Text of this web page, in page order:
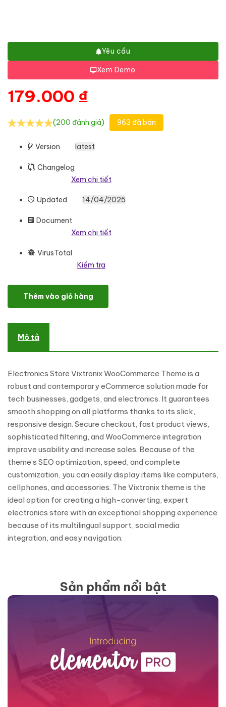
Yêu cầu
Xem Demo
179.000 ₫
(200 đánh giá) 963 đã bán
Version latest
Changelog
Xem chi tiết
Updated 14/04/2025
Document
Xem chi tiết
VirusTotal
Kiểm tra
Vixtronix - Electronics Store WooCommerce Theme số lượng
Thêm vào giỏ hàng
Mô tả
Electronics Store Vixtronix WooCommerce Theme is a
robust and contemporary eCommerce solution made for
tech businesses, gadgets, and electronics. It guarantees
smooth shopping on all platforms thanks to its slick,
responsive design. Secure checkout, fast product views,
sophisticated filtering, and WooCommerce integration
improve usability and increase sales. Because of the
theme’s SEO optimization, speed, and complete
customization, you can easily display items like computers,
cellphones, and accessories. The Vixtronix theme is the
ideal option for creating a high-converting, expert
electronics store with an exceptional shopping experience
because of its multilingual support, social media
integration, and easy navigation.
Sản phẩm nổi bật